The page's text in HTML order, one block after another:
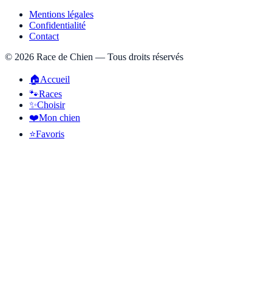
Mentions légales
Confidentialité
Contact
© 2026 Race de Chien — Tous droits réservés
🏠Accueil
🐾Races
✨Choisir
❤️Mon chien
⭐Favoris